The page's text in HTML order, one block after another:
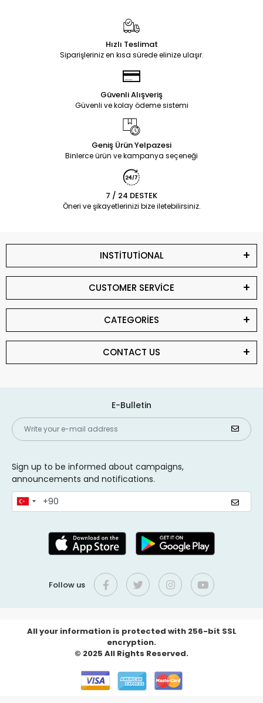
Hızlı Teslimat
Siparişleriniz en kısa sürede elinize ulaşır.
Güvenli Alışveriş
Güvenli ve kolay ödeme sistemi
Geniş Ürün Yelpazesi
Binlerce ürün ve kampanya seçeneği
7 / 24 DESTEK
Öneri ve şikayetlerinizi bize iletebilirsiniz.
INSTİTUTİONAL
CUSTOMER SERVİCE
CATEGORİES
CONTACT US
E-Bulletin
Sign up to be informed about campaigns,
announcements and notifications.
Follow us
All your information is protected with 256-bit SSL
encryption.
© 2025 All Rights Reserved.